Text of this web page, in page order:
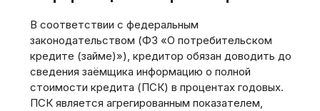
В соответствии с федеральным
законодательством (ФЗ «О потребительском
кредите (займе)»), кредитор обязан доводить до
сведения заёмщика информацию о полной
стоимости кредита (ПСК) в процентах годовых.
ПСК является агрегированным показателем,